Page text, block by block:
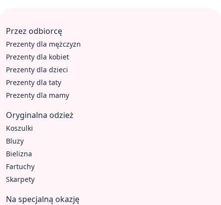
Przez odbiorcę
Prezenty dla mężczyzn
Prezenty dla kobiet
Prezenty dla dzieci
Prezenty dla taty
Prezenty dla mamy
Oryginalna odzież
Koszulki
Bluzy
Bielizna
Fartuchy
Skarpety
Na specjalną okazję